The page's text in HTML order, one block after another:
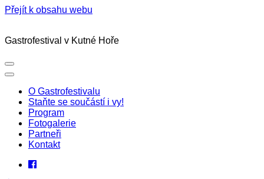
Přejít k obsahu webu
Gastrofestival v Kutné Hoře
O Gastrofestivalu
Staňte se součástí i vy!
Program
Fotogalerie
Partneři
Kontakt